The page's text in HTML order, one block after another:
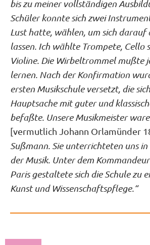
bis zu meiner vollständigen
Schüler konnte sich zwei
Lust hatte, wählen, um sich darauf
lassen. Ich wählte Trompete, Cello
Violine. Die Wirbeltrommel mußte
lernen. Nach der Konfirmation
ersten Musikschule versetzt, die
Hauptsache mit guter und
befaßte. Unsere Musikmeister
[vermutlich Johann Orlamünder
Sußmann. Sie unterrichteten uns
der Musik. Unter dem
Paris gestaltete sich die Schule zu
Kunst und Wissenschaftspflege.“